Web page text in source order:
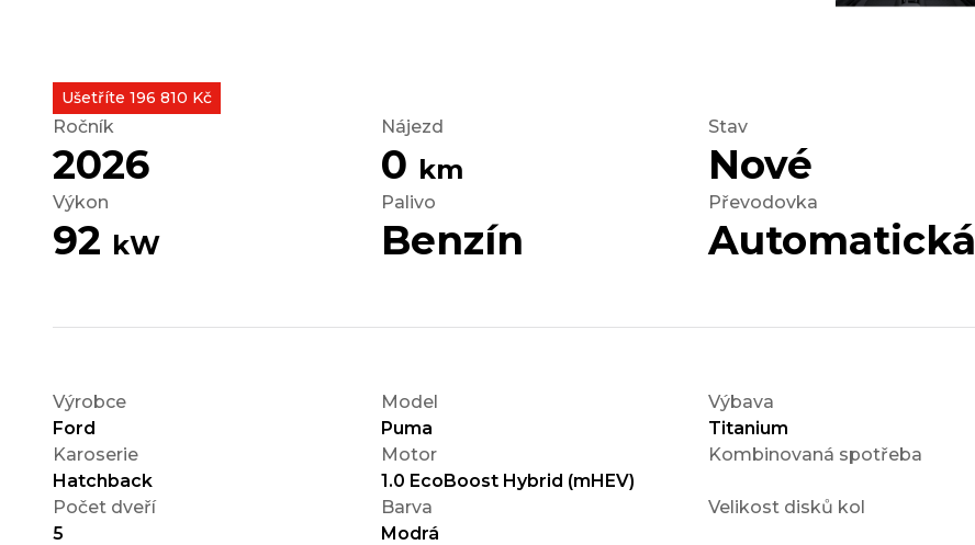
Ušetříte 196 810 Kč
Ročník
2026
Nájezd
0 km
Stav
Nové
Výkon
92 kW
Palivo
Benzín
Převodovka
Automatická
Výrobce
Ford
Model
Puma
Výbava
Titanium
Karoserie
Hatchback
Motor
1.0 EcoBoost Hybrid (mHEV)
Kombinovaná spotřeba
Počet dveří
5
Barva
Modrá
Velikost disků kol